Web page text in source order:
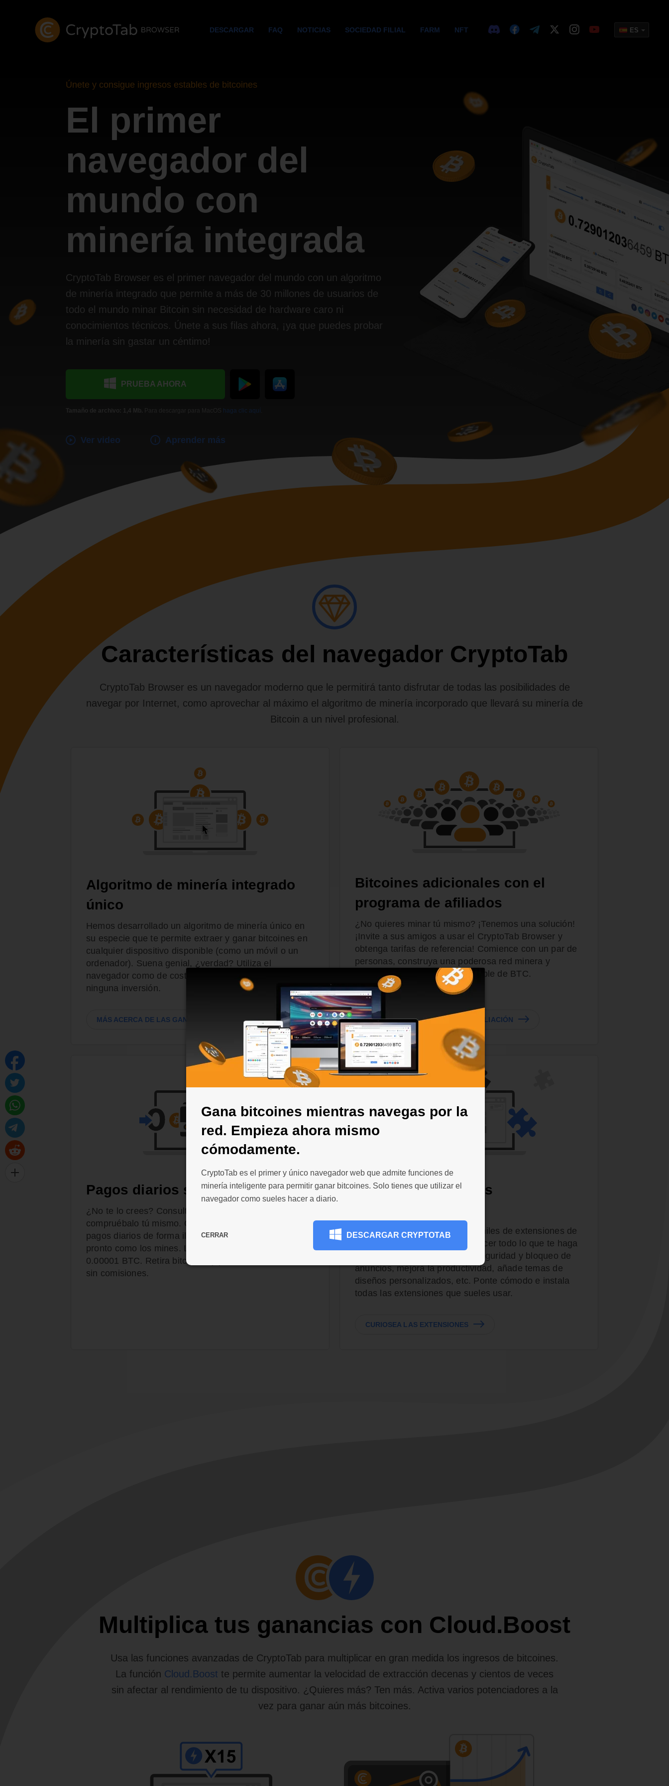
DESCARGAR FAQ NOTICIAS SOCIEDAD FILIAL FARM NFT ES
Gana bitcoines mientras navegas por la
red. Empieza ahora mismo
cómodamente.
CryptoTab es el primer y único navegador web que admite funciones de
minería inteligente para permitir ganar bitcoines. Solo tienes que utilizar el
navegador como sueles hacer a diario.
CERRAR DESCARGAR CRYPTOTAB
Únete y consigue ingresos estables de bitcoines
El primer
navegador del
mundo con
minería integrada
CryptoTab Browser es el primer navegador del mundo con un algoritmo
de minería integrado que permite a más de 30 millones de usuarios de
todo el mundo minar Bitcoin sin necesidad de hardware caro ni
conocimientos técnicos. Únete a sus filas ahora, ¡ya que puedes probar
la minería sin gastar un céntimo!
PRUEBA AHORA
Tamaño de archivo: 1,4 Mb. haga clic aquí
Ver video Aprender más
Características del navegador CryptoTab
CryptoTab Browser es un navegador moderno que le permitirá tanto disfrutar de todas las posibilidades de
navegar por Internet, como aprovechar al máximo el algoritmo de minería incorporado que llevará su minería de
Bitcoin a un nivel profesional.
Algoritmo de minería integrado
único
Hemos desarrollado un algoritmo de minería único en
su especie que te permite extraer y ganar bitcoines en
cualquier dispositivo disponible (como un móvil o un
ordenador). Suena genial, ¿verdad? Utiliza el
navegador como de costumbre y consigue bitcoines sin
ninguna inversión.
MÁS ACERCA DE LAS GANANCIAS
Bitcoines adicionales con el
programa de afiliados
¿No quieres minar tú mismo? ¡Tenemos una solución!
¡Invite a sus amigos a usar el CryptoTab Browser y
obtenga tarifas de referencia! Comience con un par de
personas, construya una poderosa red minera y
obtenga un ingreso pasivo estable de BTC.
MÁS INFORMACIÓN SOBRE LA AFILIACIÓN
Pagos diarios sin comisiones
¿No te lo crees? Consulta el diario de pagos y
compruébalo tú mismo. CryptoTab Browser realiza
pagos diarios de forma ilimitada. Retira fondos tan
pronto como los mines. La cantidad mínima es solo de
0.00001 BTC. Retira bitcoines y ponlos en tu cartera
sin comisiones.
200 000 extensiones
Personaliza el navegador con miles de extensiones de
Chrome Web Store para satisfacer todo lo que te haga
falta: consigue soluciones de seguridad y bloqueo de
anuncios, mejora la productividad, añade temas de
diseños personalizados, etc. Ponte cómodo e instala
todas las extensiones que sueles usar.
CURIOSEA LAS EXTENSIONES
Multiplica tus ganancias con Cloud.Boost
Usa las funciones avanzadas de CryptoTab para multiplicar en gran medida los ingresos de bitcoines.
La función Cloud.Boost te permite aumentar la velocidad de extracción decenas y cientos de veces
sin afectar al rendimiento de tu dispositivo. ¿Quieres más? Ten más. Activa varios potenciadores a la
vez para ganar aún más bitcoines.